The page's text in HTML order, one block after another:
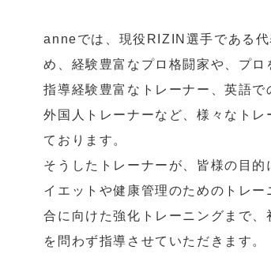
anneでは、現役RIZIN選手である代
め、経験豊富なプロ格闘家や、プロ
指導経験豊富なトレーナー、英語で
外国人トレーナーなど、様々なトレ
ております。
そうしたトレーナーが、皆様の目的
イエットや健康管理のためのトレー
合に向けた強化トレーニングまで、
を問わず指導させていただきます。